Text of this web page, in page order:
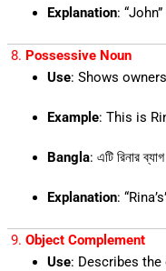
Explanation:
8. Possessive Noun
Use: Shows
Example: This is
Bangla: এটি রিনার
Explanation:
9. Object Complement
Use: Describes the